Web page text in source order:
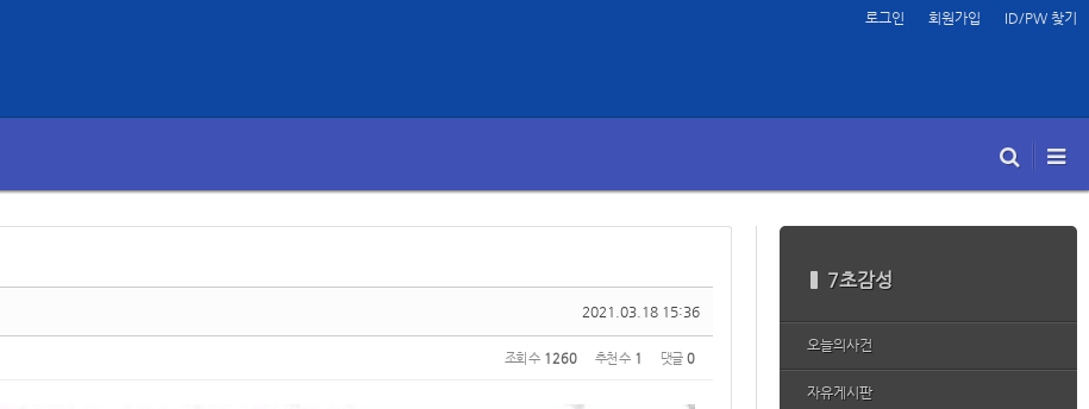
로그인 회원가입 ID/PW 찾기
7초감성
오늘의사건
자유게시판
2021.03.18 15:36
조회 수 1260 추천 수 1 댓글 0